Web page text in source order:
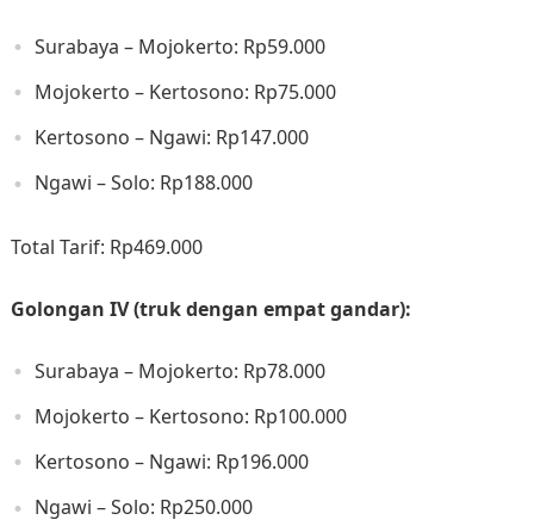
Surabaya – Mojokerto: Rp59.000​
Mojokerto – Kertosono: Rp75.000​
Kertosono – Ngawi: Rp147.000​
Ngawi – Solo: Rp188.000​
Total Tarif: Rp469.000​
Golongan IV (truk dengan empat gandar):
Surabaya – Mojokerto: Rp78.000​
Mojokerto – Kertosono: Rp100.000​
Kertosono – Ngawi: Rp196.000​
Ngawi – Solo: Rp250.000​